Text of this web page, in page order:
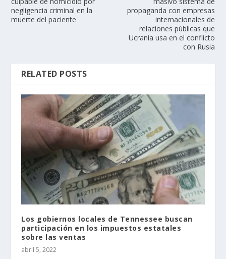
negligencia criminal en la
muerte del paciente
propaganda con empresas
internacionales de
relaciones públicas que
Ucrania usa en el conflicto
con Rusia
RELATED POSTS
Los gobiernos locales de Tennessee buscan
participación en los impuestos estatales
sobre las ventas
abril 5, 2022